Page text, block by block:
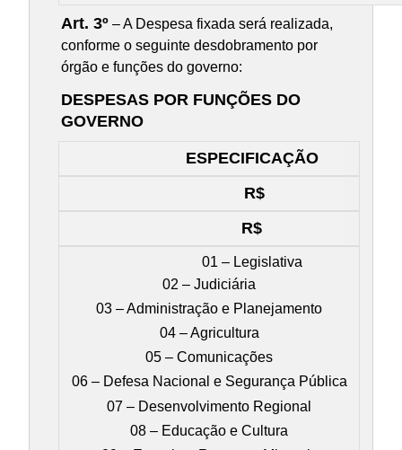
Art. 3º – A Despesa fixada será realizada,
conforme o seguinte desdobramento por
órgão e funções do governo:
DESPESAS POR FUNÇÕES DO
GOVERNO
ESPECIFICAÇÃO
R$
R$
01 – Legislativa
02 – Judiciária
03 – Administração e Planejamento
04 – Agricultura
05 – Comunicações
06 – Defesa Nacional e Segurança Pública
07 – Desenvolvimento Regional
08 – Educação e Cultura